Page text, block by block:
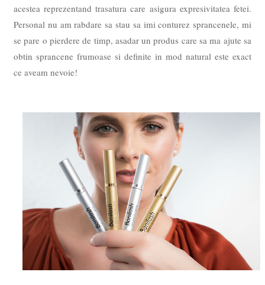
acestea reprezentand trasatura care asigura expresivitatea fetei.
Personal nu am rabdare sa stau sa imi conturez sprancenele, mi
se pare o pierdere de timp, asadar un produs care sa ma ajute sa
obtin sprancene frumoase si definite in mod natural este exact
ce aveam nevoie!